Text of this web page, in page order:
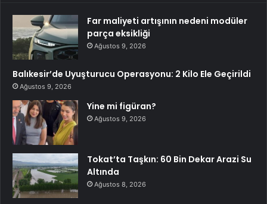
Far maliyeti artışının nedeni modüler
parça eksikliği
Ağustos 9, 2026
Balıkesir’de Uyuşturucu Operasyonu: 2 Kilo Ele Geçirildi
Ağustos 9, 2026
Yine mi figüran?
Ağustos 9, 2026
Tokat’ta Taşkın: 60 Bin Dekar Arazi Su
Altında
Ağustos 8, 2026